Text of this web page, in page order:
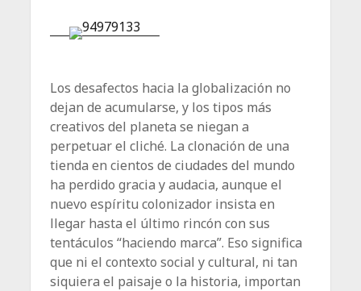
Los desafectos hacia la globalización no
dejan de acumularse, y los tipos más
creativos del planeta se niegan a
perpetuar el cliché. La clonación de una
tienda en cientos de ciudades del mundo
ha perdido gracia y audacia, aunque el
nuevo espíritu colonizador insista en
llegar hasta el último rincón con sus
tentáculos “haciendo marca”. Eso significa
que ni el contexto social y cultural, ni tan
siquiera el paisaje o la historia, importan